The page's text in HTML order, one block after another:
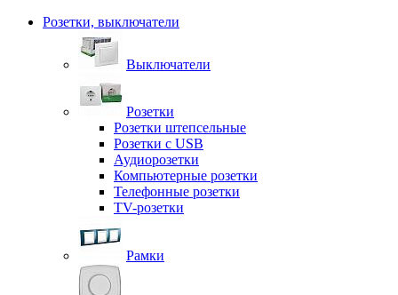
Розетки, выключатели
Выключатели
Розетки
Розетки штепсельные
Розетки с USB
Аудиорозетки
Компьютерные розетки
Телефонные розетки
TV-розетки
Рамки